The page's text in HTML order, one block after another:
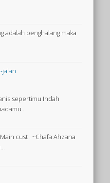
adalah penghalang maka
jalan
sepertimu Indah
cust : ~Chafa Ahzana